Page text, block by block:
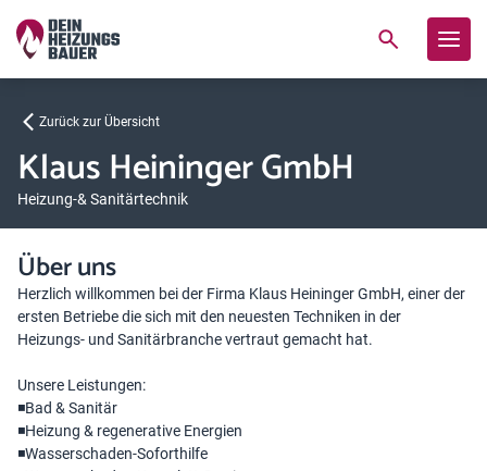
Zurück zur Übersicht
Klaus Heininger GmbH
Heizung-& Sanitärtechnik
Über uns
Herzlich willkommen bei der Firma Klaus Heininger GmbH, einer der
ersten Betriebe die sich mit den neuesten Techniken in der
Heizungs- und Sanitärbranche vertraut gemacht hat.
Unsere Leistungen:
◾Bad & Sanitär
◾Heizung & regenerative Energien
◾Wasserschaden-Soforthilfe